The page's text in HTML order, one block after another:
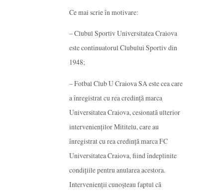
Ce mai scrie în motivare:
– Clubul Sportiv Universitatea Craiova
este continuatorul Clubului Sportiv din
1948;
– Fotbal Club U Craiova SA este cea care
a înregistrat cu rea credinţă marca
Universitatea Craiova, cesionată ulterior
intervenienţilor Mititelu, care au
înregistrat cu rea credinţă marca FC
Universitatea Craiova, fiind îndeplinite
condiţiile pentru anularea acestora.
Intervenienţii cunoşteau faptul că